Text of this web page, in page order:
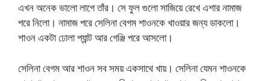
এখন অনেক ভালো লাগে তাঁর। সে ফুল গুলো সাজিয়ে রেখে এশার নামাজ
পরে নিলো। নামাজ পরে সেলিনা বেগম শাওনকে খাওয়ার জন্য ডাকলো।
শাওন একটা ঢোলা প্যান্ট আর গেঞ্জি পরে আসলো।
সেলিনা বেগম আর শাওন সব সময় একসাথে খায়। সেলিনা যেমন শাওনকে